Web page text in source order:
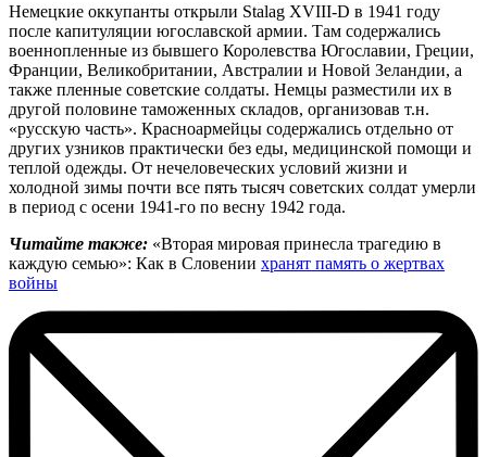
Немецкие оккупанты открыли Stalag XVIII-D в 1941 году
после капитуляции югославской армии. Там содержались
военнопленные из бывшего Королевства Югославии, Греции,
Франции, Великобритании, Австралии и Новой Зеландии, а
также пленные советские солдаты. Немцы разместили их в
другой половине таможенных складов, организовав т.н.
«русскую часть». Красноармейцы содержались отдельно от
других узников практически без еды, медицинской помощи и
теплой одежды. От нечеловеческих условий жизни и
холодной зимы почти все пять тысяч советских солдат умерли
в период с осени 1941-го по весну 1942 года.
Читайте также: «Вторая мировая принесла трагедию в
каждую семью»: Как в Словении хранят память о жертвах
войны